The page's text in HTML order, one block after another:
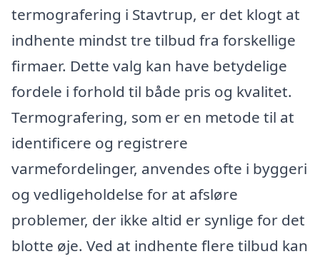
termografering i Stavtrup, er det klogt at
indhente mindst tre tilbud fra forskellige
firmaer. Dette valg kan have betydelige
fordele i forhold til både pris og kvalitet.
Termografering, som er en metode til at
identificere og registrere
varmefordelinger, anvendes ofte i byggeri
og vedligeholdelse for at afsløre
problemer, der ikke altid er synlige for det
blotte øje. Ved at indhente flere tilbud kan